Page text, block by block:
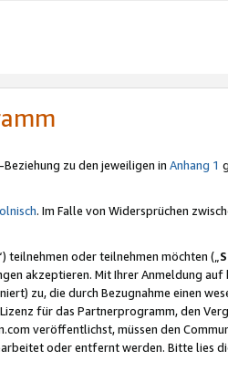
zu den jeweiligen in Anhang 1
. Im Falle von Widersprüchen
teilnehmen oder teilnehmen möchten („
akzeptieren. Mit Ihrer Anmeldung
zu, die durch Bezugnahme einen
für das Partnerprogramm, den
veröffentlichst, müssen den
oder entfernt werden. Bitte lies